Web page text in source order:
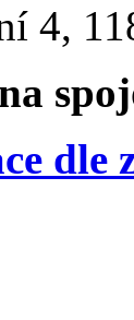
4,
dle